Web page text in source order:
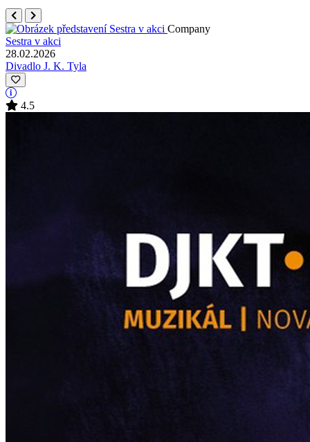
Company
Sestra v akci
28.02.2026
Divadlo J. K. Tyla
4.5